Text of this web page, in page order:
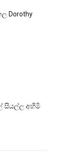
Dorothy
සියල්ල අහිමි